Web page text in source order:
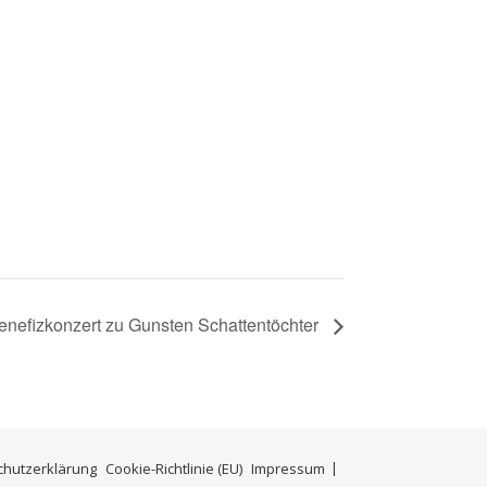
zu Gunsten Schattentöchter
Cookie-Richtlinie (EU) Impressum